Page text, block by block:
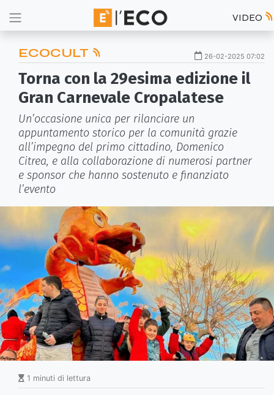
VIDEO
ECOCULT 26-02-2025 07:02
Torna con la 29esima edizione il
Gran Carnevale Cropalatese
Un’occasione unica per rilanciare un
appuntamento storico per la comunità grazie
all’impegno del primo cittadino, Domenico
Citrea, e alla collaborazione di numerosi partner
e sponsor che hanno sostenuto e finanziato
l’evento
1 minuti di lettura